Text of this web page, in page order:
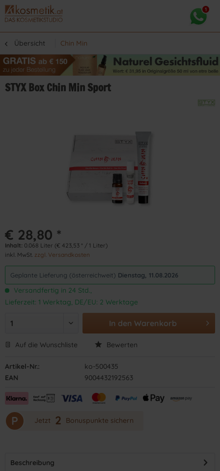
Übersicht Chin Min
STYX Box Chin Min Sport
€ 28,80 *
Inhalt: 0.068 Liter (€ 423,53 * / 1 Liter)
inkl. MwSt. zzgl. Versandkosten
Geplante Lieferung (österreichweit) Dienstag, 11.08.2026
Versandfertig in 24 Std.,
Lieferzeit: 1 Werktag, DE/EU: 2 Werktage
In den Warenkorb
Auf die Wunschliste Bewerten
Artikel-Nr.:
ko-500435
EAN
9004432192563
P Jetzt 2 Bonuspunkte sichern
Beschreibung